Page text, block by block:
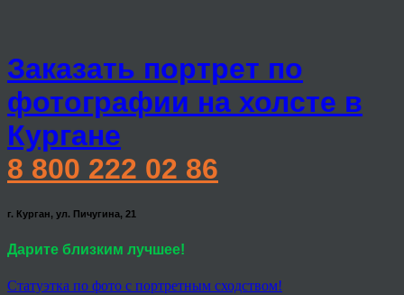
Заказать портрет по
фотографии на холсте в
Кургане
8 800 222 02 86
г. Курган, ул. Пичугина, 21
Дарите близким лучшее!
Статуэтка по фото с портретным сходством!